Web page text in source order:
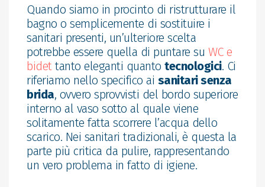
Quando siamo in procinto di ristrutturare il
bagno o semplicemente di sostituire i
sanitari presenti, un’ulteriore scelta
potrebbe essere quella di puntare su WC e
bidettanto eleganti quanto tecnologici. Ci
riferiamo nello specifico ai sanitari senza
brida, ovvero sprovvisti del bordo superiore
interno al vaso sotto al quale viene
solitamente fatta scorrere l’acqua dello
scarico. Nei sanitari tradizionali, è questa la
parte più critica da pulire, rappresentando
un vero problema in fatto di igiene.